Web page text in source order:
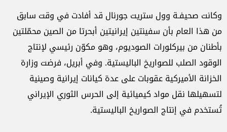
وكانت صحيفـة وول ستريت جورنال قد أفادت في وقت سابق
من هذا العام بأن سفينتين إيرانيتين أبحرتا من الصين محمّلتين
بأطنان من بيركلورات الصوديوم، وهو مكوّن رئيسي لإنتاج
الوقود الصلب للصواريخ الباليستية. وفي أبريل، فرضت وزارة
الخزانة الأميركية عقوبات على عدة كيانات إيرانية وصينية
لتسهيلها نقل مواد كيميائية إلى الحرس الثوري الإيراني
تُستخدم في إنتاج الصواريخ الباليستية.